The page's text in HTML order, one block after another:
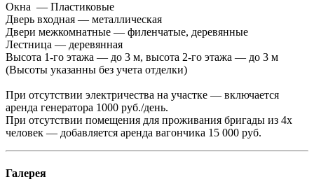
Окна — Пластиковые
Дверь входная — металлическая
Двери межкомнатные — филенчатые, деревянные
Лестница — деревянная
Высота 1-го этажа — до 3 м, высота 2-го этажа — до 3 м
(Высоты указанны без учета отделки)
При отсутствии электричества на участке — включается
аренда генератора 1000 руб./день.
При отсутствии помещения для проживания бригады из 4х
человек — добавляется аренда вагончика 15 000 руб.
Галерея